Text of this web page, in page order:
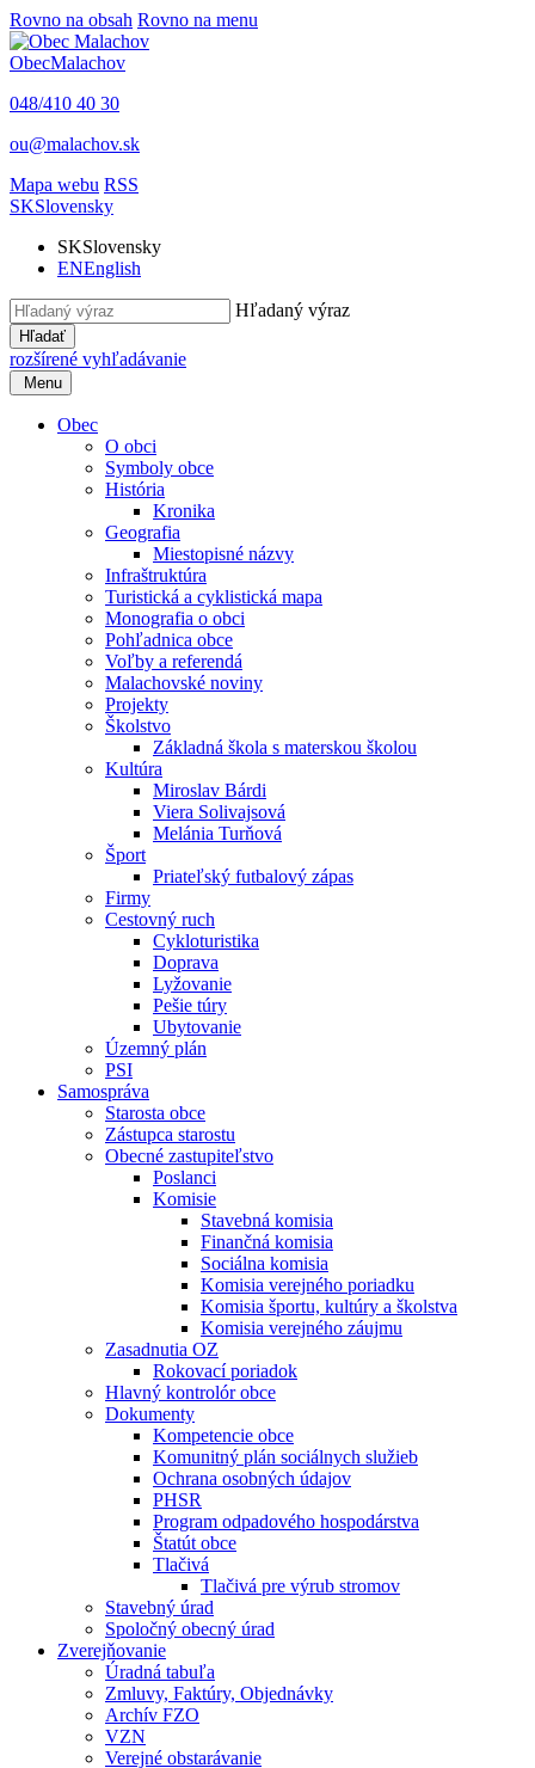
Rovno na obsah Rovno na menu
ObecMalachov
048/410 40 30
ou@malachov.sk
Mapa webu RSS
SKSlovensky
SKSlovensky
ENEnglish
Hľadaný výraz
Hľadať
rozšírené vyhľadávanie
Menu
Obec
O obci
Symboly obce
História
Kronika
Geografia
Miestopisné názvy
Infraštruktúra
Turistická a cyklistická mapa
Monografia o obci
Pohľadnica obce
Voľby a referendá
Malachovské noviny
Projekty
Školstvo
Základná škola s materskou školou
Kultúra
Miroslav Bárdi
Viera Solivajsová
Melánia Turňová
Šport
Priateľský futbalový zápas
Firmy
Cestovný ruch
Cykloturistika
Doprava
Lyžovanie
Pešie túry
Ubytovanie
Územný plán
PSI
Samospráva
Starosta obce
Zástupca starostu
Obecné zastupiteľstvo
Poslanci
Komisie
Stavebná komisia
Finančná komisia
Sociálna komisia
Komisia verejného poriadku
Komisia športu, kultúry a školstva
Komisia verejného záujmu
Zasadnutia OZ
Rokovací poriadok
Hlavný kontrolór obce
Dokumenty
Kompetencie obce
Komunitný plán sociálnych služieb
Ochrana osobných údajov
PHSR
Program odpadového hospodárstva
Štatút obce
Tlačivá
Tlačivá pre výrub stromov
Stavebný úrad
Spoločný obecný úrad
Zverejňovanie
Úradná tabuľa
Zmluvy, Faktúry, Objednávky
Archív FZO
VZN
Verejné obstarávanie